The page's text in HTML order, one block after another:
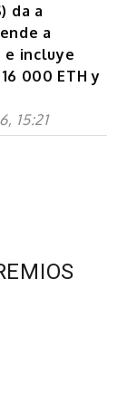
da a
a
e incluye
000 ETH y
15:21